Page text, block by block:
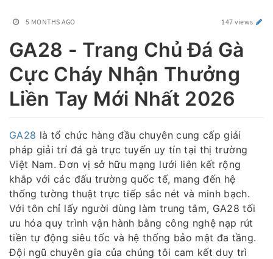
5 MONTHS AGO 147 views
GA28 - Trang Chủ Đá Gà
Cực Cháy Nhận Thưởng
Liền Tay Mới Nhất 2026
GA28 là tổ chức hàng đầu chuyên cung cấp giải
pháp giải trí đá gà trực tuyến uy tín tại thị trường
Việt Nam. Đơn vị sở hữu mạng lưới liên kết rộng
khắp với các đấu trường quốc tế, mang đến hệ
thống tường thuật trực tiếp sắc nét và minh bạch.
Với tôn chỉ lấy người dùng làm trung tâm, GA28 tối
ưu hóa quy trình vận hành bằng công nghệ nạp rút
tiền tự động siêu tốc và hệ thống bảo mật đa tầng.
Đội ngũ chuyên gia của chúng tôi cam kết duy trì